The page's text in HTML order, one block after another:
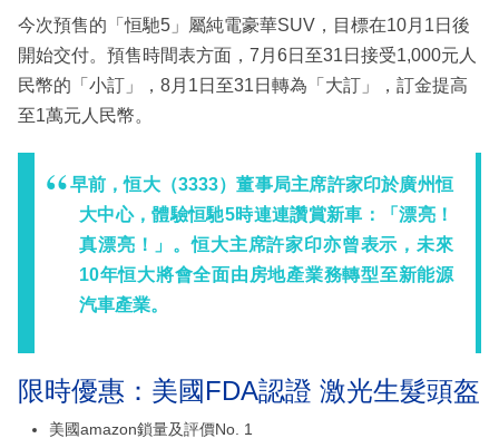
今次預售的「恒馳5」屬純電豪華SUV，目標在10月1日後
開始交付。預售時間表方面，7月6日至31日接受1,000元人
民幣的「小訂」，8月1日至31日轉為「大訂」，訂金提高
至1萬元人民幣。
早前，恒大（3333）董事局主席許家印於廣州恒
大中心，體驗恒馳5時連連讚賞新車：「漂亮！
真漂亮！」。恒大主席許家印亦曾表示，未來
10年恒大將會全面由房地產業務轉型至新能源
汽車產業。
限時優惠：美國FDA認證 激光生髮頭盔
美國amazon鎖量及評價No. 1